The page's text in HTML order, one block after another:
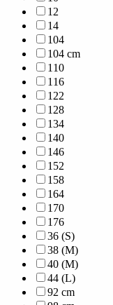
12
14
104
104 cm
110
116
122
128
134
140
146
152
158
164
170
176
36 (S)
38 (M)
40 (M)
44 (L)
92 cm